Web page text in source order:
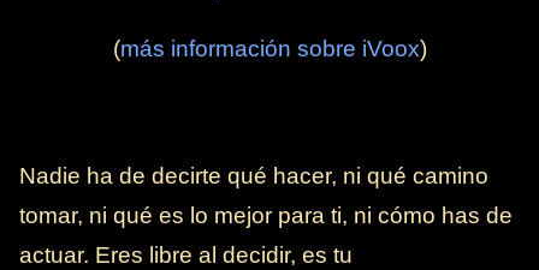
(más información sobre iVoox)
Nadie ha de decirte qué hacer, ni qué camino
tomar, ni qué es lo mejor para ti, ni cómo has de
actuar. Eres libre al decidir, es tu